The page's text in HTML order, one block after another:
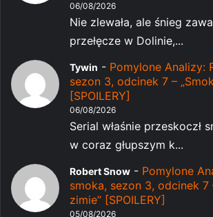
06/08/2026
Nie zlewała, ale śnieg
przełęcze w Dolinie,...
Tywin - Pomylone Analizy:
sezon 3, odcinek 7 –
[SPOILERY]
06/08/2026
Serial właśnie przeskoczł
w coraz głupszym k...
Robert Snow - Pomylone
smoka, sezon 3, odcinek 7
zimie” [SPOILERY]
05/08/2026